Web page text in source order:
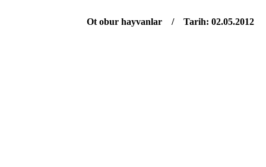
Ot obur hayvanlar / Tarih: 02.05.2012